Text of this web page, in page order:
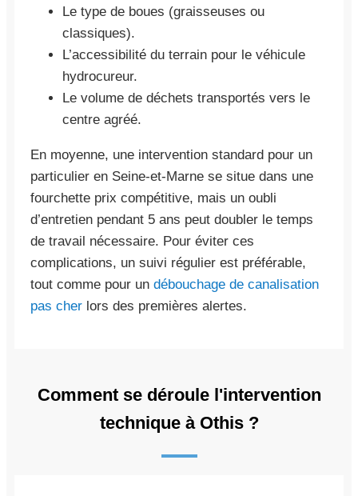
Le type de boues (graisseuses ou
classiques).
L’accessibilité du terrain pour le véhicule
hydrocureur.
Le volume de déchets transportés vers le
centre agréé.
En moyenne, une intervention standard pour un
particulier en Seine-et-Marne se situe dans une
fourchette prix compétitive, mais un oubli
d’entretien pendant 5 ans peut doubler le temps
de travail nécessaire. Pour éviter ces
complications, un suivi régulier est préférable,
tout comme pour un débouchage de canalisation
pas cher lors des premières alertes.
Comment se déroule l'intervention
technique à Othis ?